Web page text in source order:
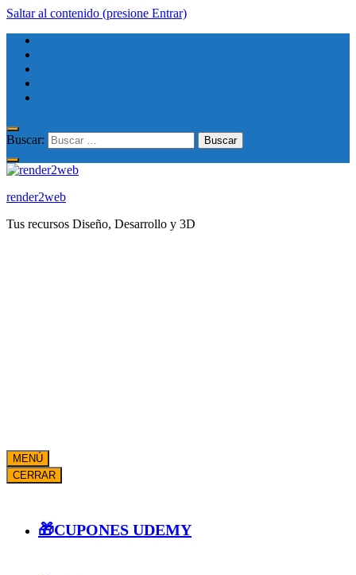
Saltar al contenido (presione Entrar)
Buscar:
render2web
Tus recursos Diseño, Desarrollo y 3D
MENÚ
CERRAR
🎁CUPONES UDEMY